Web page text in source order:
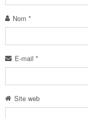
Nom *
E-mail *
Site web